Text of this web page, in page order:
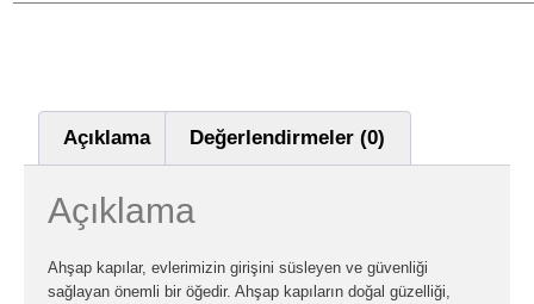
Açıklama Değerlendirmeler (0)
Açıklama
Ahşap kapılar, evlerimizin girişini süsleyen ve güvenliği
sağlayan önemli bir öğedir. Ahşap kapıların doğal güzelliği,